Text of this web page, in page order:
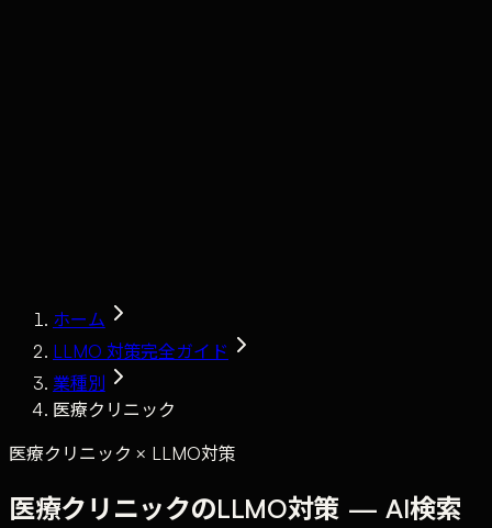
ホーム
LLMO 対策完全ガイド
業種別
医療クリニック
医療クリニック × LLMO対策
医療クリニックのLLMO対策 — AI検索